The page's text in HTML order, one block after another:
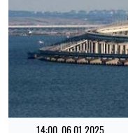
14:00, 06.01.2025